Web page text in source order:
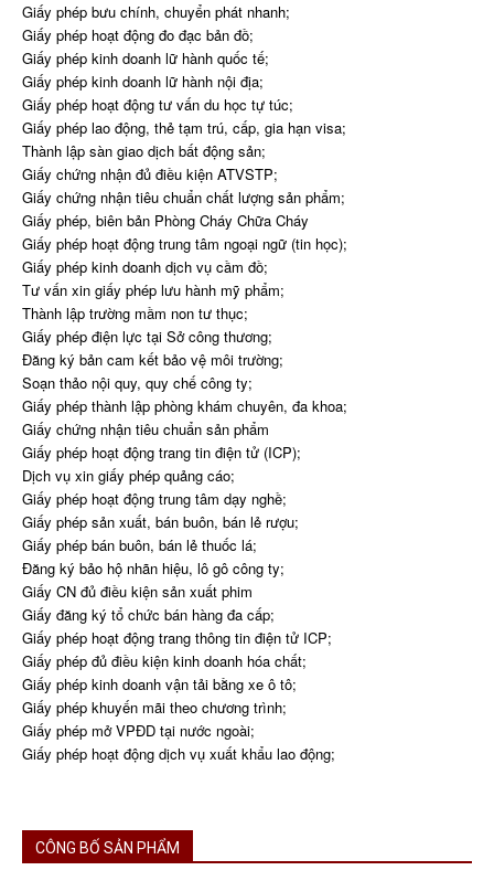
Giấy phép bưu chính, chuyển phát nhanh;
Giấy phép hoạt động đo đạc bản đồ;
Giấy phép kinh doanh lữ hành quốc tế;
Giấy phép kinh doanh lữ hành nội địa;
Giấy phép hoạt động tư vấn du học tự túc;
Giấy phép lao động, thẻ tạm trú, cấp, gia hạn visa;
Thành lập sàn giao dịch bất động sản;
Giấy chứng nhận đủ điều kiện ATVSTP;
Giấy chứng nhận tiêu chuẩn chất lượng sản phẩm;
Giấy phép, biên bản Phòng Cháy Chữa Cháy
Giấy phép hoạt động trung tâm ngoại ngữ (tin học);
Giấy phép kinh doanh dịch vụ cầm đồ;
Tư vấn xin giấy phép lưu hành mỹ phẩm;
Thành lập trường mầm non tư thục;
Giấy phép điện lực tại Sở công thương;
Đăng ký bản cam kết bảo vệ môi trường;
Soạn thảo nội quy, quy chế công ty;
Giấy phép thành lập phòng khám chuyên, đa khoa;
Giấy chứng nhận tiêu chuẩn sản phẩm
Giấy phép hoạt động trang tin điện tử (ICP);
Dịch vụ xin giấy phép quảng cáo;
Giấy phép hoạt động trung tâm dạy nghề;
Giấy phép sản xuất, bán buôn, bán lẻ rượu;
Giấy phép bán buôn, bán lẻ thuốc lá;
Đăng ký bảo hộ nhãn hiệu, lô gô công ty;
Giấy CN đủ điều kiện sản xuất phim
Giấy đăng ký tổ chức bán hàng đa cấp;
Giấy phép hoạt động trang thông tin điện tử ICP;
Giấy phép đủ điều kiện kinh doanh hóa chất;
Giấy phép kinh doanh vận tải bằng xe ô tô;
Giấy phép khuyến mãi theo chương trình;
Giấy phép mở VPĐD tại nước ngoài;
Giấy phép hoạt động dịch vụ xuất khẩu lao động;
CÔNG BỐ SẢN PHẨM